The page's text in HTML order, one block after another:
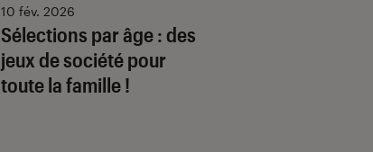
Sélections par âge : des
jeux de société pour
toute la famille !
10 fév. 2026